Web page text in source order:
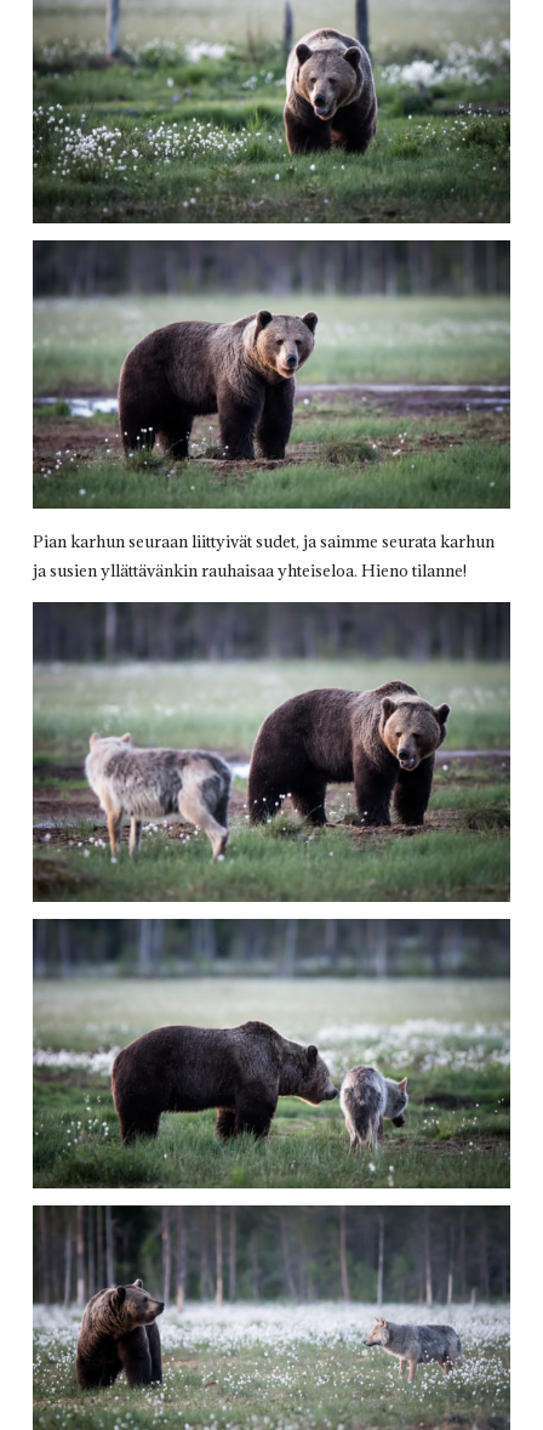
Pian karhun seuraan liittyivät sudet, ja saimme seurata karhun
ja susien yllättävänkin rauhaisaa yhteiseloa. Hieno tilanne!